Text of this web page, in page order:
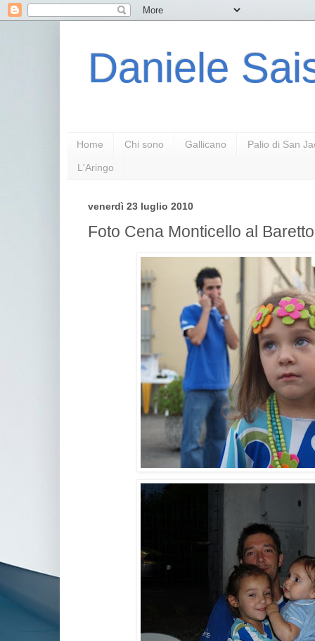
Daniele
Home Chi sono Gallicano Palio di San
L'Aringo
venerdì 23 luglio 2010
Foto Cena Monticello al